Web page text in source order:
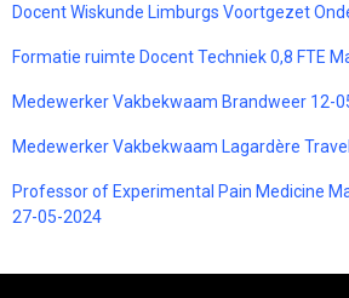
Docent Wiskunde Limburgs Voortgezet
Formatie ruimte Docent Techniek 0,8 FTE
Medewerker Vakbekwaam Brandweer 12-
Medewerker Vakbekwaam Lagardère
Professor of Experimental Pain Medicine
27-05-2024